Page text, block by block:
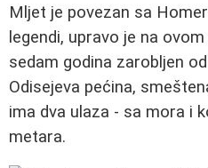
Mljet je povezan sa
legendi, upravo je na
sedam godina zarobljen
Odisejeva pećina,
ima dva ulaza - sa mora i
metara.